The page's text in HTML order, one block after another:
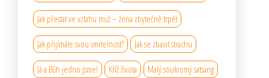
Jak přestat ve vztahu muž – žena zbytečně trpět
Jak přijímáte svou smrtelnost? Jak se zbavit strachu
Já a Bůh jedno jsme! Kříž života Malý soukromý satsang